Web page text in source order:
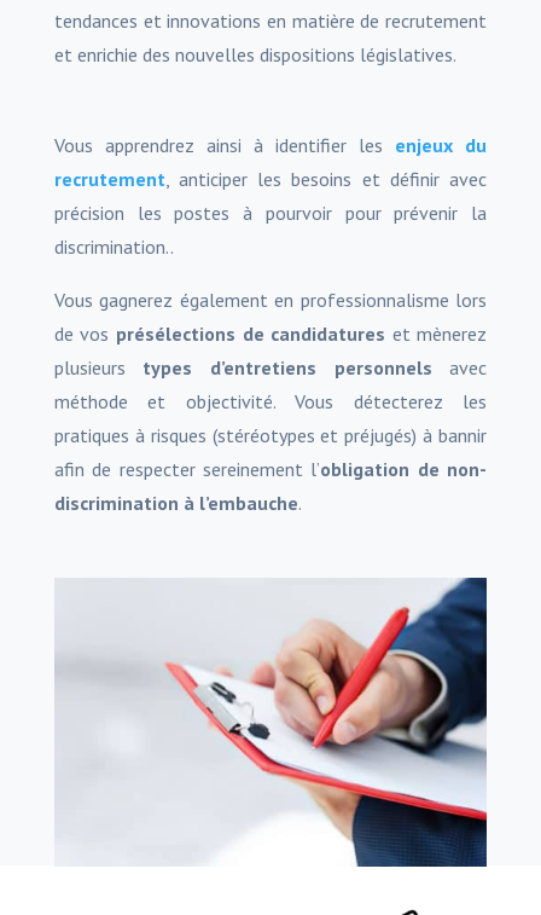
tendances et innovations en matière de recrutement
et enrichie des nouvelles dispositions législatives.
Vous apprendrez ainsi à identifier les enjeux du
recrutement , anticiper les besoins et définir avec
précision les postes à pourvoir pour prévenir la
discrimination..
Vous gagnerez également en professionnalisme lors
de vos présélections de candidatures et mènerez
plusieurs types d’entretiens personnels avec
méthode et objectivité. Vous détecterez les
pratiques à risques (stéréotypes et préjugés) à bannir
afin de respecter sereinement l’obligation de non-
discrimination à l’embauche.